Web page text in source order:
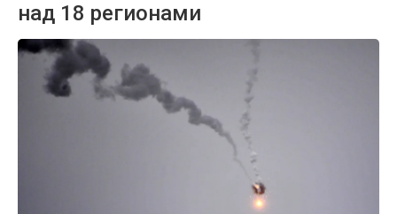
над 18 регионами